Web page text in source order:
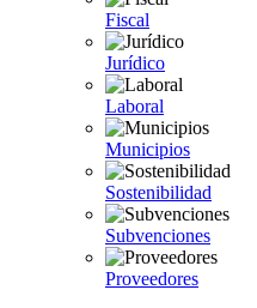
Fiscal
Jurídico
Laboral
Municipios
Sostenibilidad
Subvenciones
Proveedores